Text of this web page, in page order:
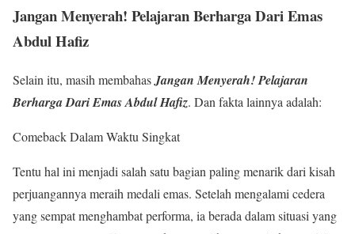
Jangan Menyerah! Pelajaran Berharga Dari Emas
Abdul Hafiz
Selain itu, masih membahasJangan Menyerah! Pelajaran
Berharga Dari Emas Abdul Hafiz. Dan fakta lainnya adalah:
Comeback Dalam Waktu Singkat
Tentu hal ini menjadi salah satu bagian paling menarik dari kisah
perjuangannya meraih medali emas. Setelah mengalami cedera
yang sempat menghambat performa, ia berada dalam situasi yang